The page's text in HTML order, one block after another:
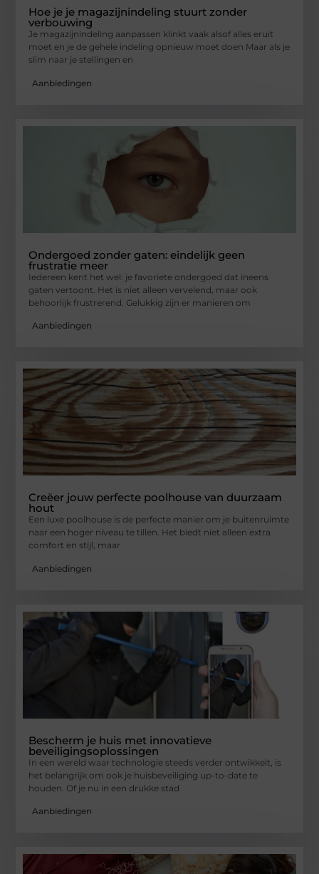
Hoe je je magazijnindeling stuurt zonder
verbouwing
Je magazijnindeling aanpassen klinkt vaak alsof alles eruit
moet en je de gehele indeling opnieuw moet doen Maar als je
slim naar je stellingen en
Aanbiedingen
Ondergoed zonder gaten: eindelijk geen
frustratie meer
Iedereen kent het wel: je favoriete ondergoed dat ineens
gaten vertoont. Het is niet alleen vervelend, maar ook
behoorlijk frustrerend. Gelukkig zijn er manieren om
Aanbiedingen
Creëer jouw perfecte poolhouse van duurzaam
hout
Een luxe poolhouse is de perfecte manier om je buitenruimte
naar een hoger niveau te tillen. Het biedt niet alleen extra
comfort en stijl, maar
Aanbiedingen
Bescherm je huis met innovatieve
beveiligingsoplossingen
In een wereld waar technologie steeds verder ontwikkelt, is
het belangrijk om ook je huisbeveiliging up-to-date te
houden. Of je nu in een drukke stad
Aanbiedingen